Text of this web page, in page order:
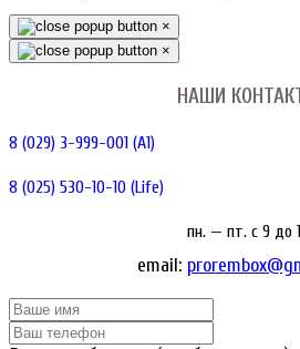
×
×
НАШИ
8 (029) 3-999-001 (A1)
8 (025) 530-10-10 (Life)
пн. — пт. c 9 до
email: